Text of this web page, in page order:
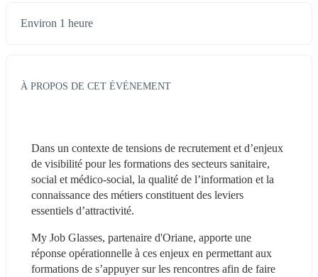
Environ 1 heure
À PROPOS DE CET ÉVÉNEMENT
Dans un contexte de tensions de recrutement et d’enjeux
de visibilité pour les formations des secteurs sanitaire,
social et médico-social, la qualité de l’information et la
connaissance des métiers constituent des leviers
essentiels d’attractivité.
My Job Glasses, partenaire d'Oriane, apporte une
réponse opérationnelle à ces enjeux en permettant aux
formations de s’appuyer sur les rencontres afin de faire